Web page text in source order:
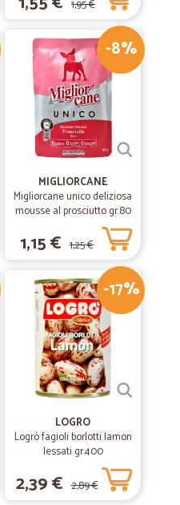
1,95 €
-8%
MIGLIORCANE
Migliorcane unico deliziosa
mousse al prosciutto gr.80
1,15 € 1,25 €
-17%
LOGRO
Logrò fagioli borlotti lamon
lessati gr.400
2,39 € 2,89 €